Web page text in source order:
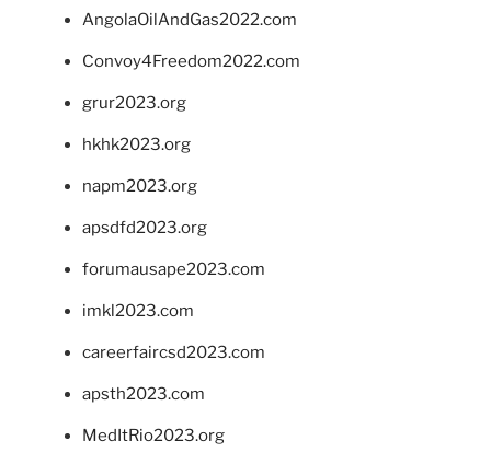
AngolaOilAndGas2022.com
Convoy4Freedom2022.com
grur2023.org
hkhk2023.org
napm2023.org
apsdfd2023.org
forumausape2023.com
imkl2023.com
careerfaircsd2023.com
apsth2023.com
MedItRio2023.org